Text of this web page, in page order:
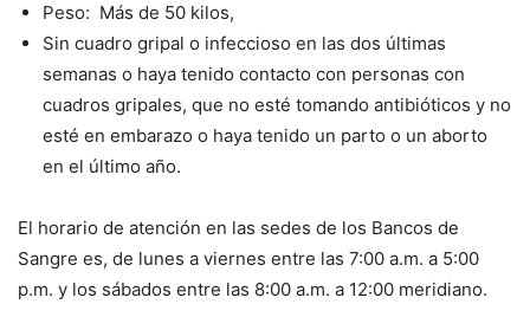
Peso: Más de 50 kilos,
Sin cuadro gripal o infeccioso en las dos últimas
semanas o haya tenido contacto con personas con
cuadros gripales, que no esté tomando antibióticos y no
esté en embarazo o haya tenido un parto o un aborto
en el último año.
El horario de atención en las sedes de los Bancos de
Sangre es, de lunes a viernes entre las 7:00 a.m. a 5:00
p.m. y los sábados entre las 8:00 a.m. a 12:00 meridiano.